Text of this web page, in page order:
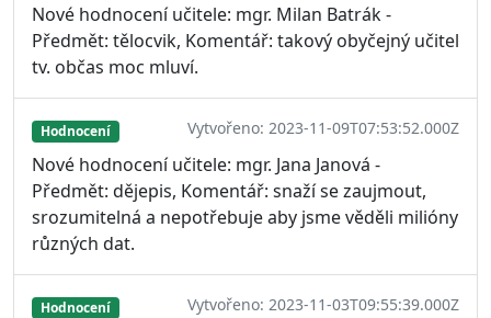
Nové hodnocení učitele: mgr. Milan Batrák -
Předmět: tělocvik, Komentář: takový obyčejný učitel
tv. občas moc mluví.
Hodnocení Vytvořeno: 2023-11-09T07:53:52.000Z
Nové hodnocení učitele: mgr. Jana Janová -
Předmět: dějepis, Komentář: snaží se zaujmout,
srozumitelná a nepotřebuje aby jsme věděli milióny
různých dat.
Hodnocení Vytvořeno: 2023-11-03T09:55:39.000Z